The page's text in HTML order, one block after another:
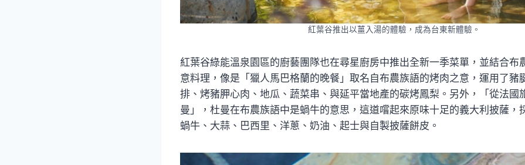
紅葉谷推出以薑入湯的體驗，成為台東新體驗。
紅葉谷綠能溫泉園區的廚藝團隊也在尋星廚房中推出全新一季菜單，並結合布
意料理，像是「獵人馬巴格蘭的晚餐」取名自布農族語的烤肉之意，運用了豬
排、烤豬胛心肉、地瓜、蔬菜串、與延平當地產的碳烤鳳梨。另外，「從法國
曼」，杜曼在布農族語中是蝸牛的意思，這道嚐起來原味十足的義大利披薩，
蝸牛、大蒜、巴西里、洋蔥、奶油、起士與自製披薩餅皮。